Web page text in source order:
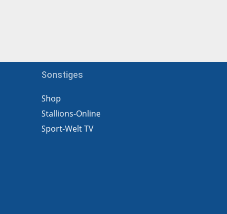
Sonstiges
Shop
Stallions-Online
Sport-Welt TV